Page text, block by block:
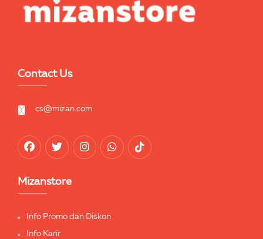
Contact Us
cs@mizan.com
Mizanstore
Info Promo dan Diskon
Info Karir